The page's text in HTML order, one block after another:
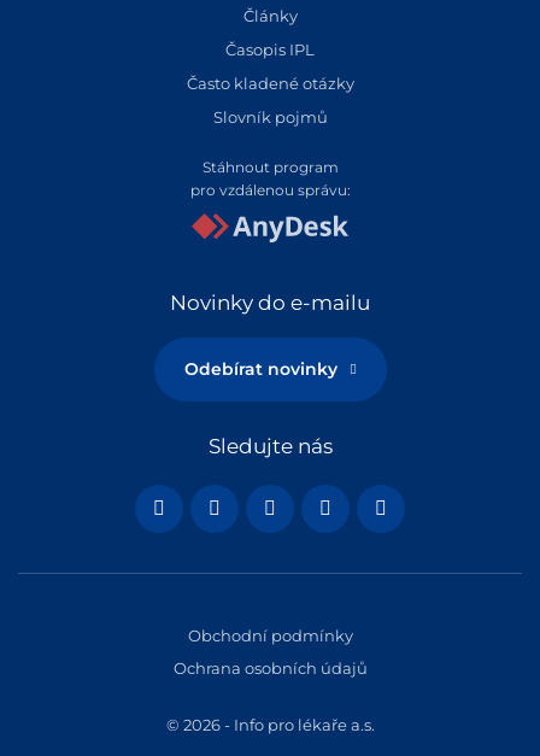
Články
Časopis IPL
Často kladené otázky
Slovník pojmů
Stáhnout program
pro vzdálenou správu:
Novinky do e-mailu
Odebírat novinky
Sledujte nás
© 2026 - Info pro lékaře a.s.
Obchodní podmínky
Ochrana osobních údajů